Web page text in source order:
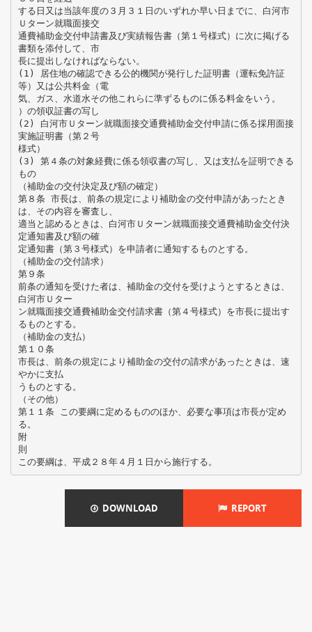
する日又は当該年度の３月３１日のいずれか早い日までに、白河市
Ｕターン就職面接交
通費補助金交付申請書及び実績報告書（第１号様式）に次に掲げる
書類を添付して、市
長に提出しなければならない。
(1) 居住地の確認できる公的機関が発行した証明書（運転免許証
等）又は公共料金（電
気、ガス、水道水その他これらに準ずるものに係る料金をいう。
）の領収証書の写し
(2) 白河市Ｕターン就職面接交通費補助金交付申請に係る採用面接
実施証明書（第２号
様式）
(3) 第４条の対象経費に係る領収書の写し、又は支払を証明できる
もの
（補助金の交付決定及び額の確定）
第８条 市長は、前条の規定により補助金の交付申請があったとき
は、その内容を審査し、
適当と認めるときは、白河市Ｕターン就職面接交通費補助金交付決
定通知書及び額の確
定通知書（第３号様式）を申請者に通知するものとする。
（補助金の交付請求）
第９条
前条の通知を受けた者は、補助金の交付を受けようとするときは、
白河市Ｕター
ン就職面接交通費補助金交付請求書（第４号様式）を市長に提出す
るものとする。
（補助金の支払）
第１０条
市長は、前条の規定により補助金の交付の請求があったときは、速
やかに支払
うものとする。
（その他）
第１１条 この要綱に定めるもののほか、必要な事項は市長が定め
る。
附
則
DOWNLOAD REPORT